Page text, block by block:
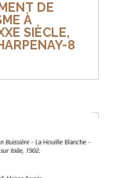
DE
À
SIÈCLE,
8